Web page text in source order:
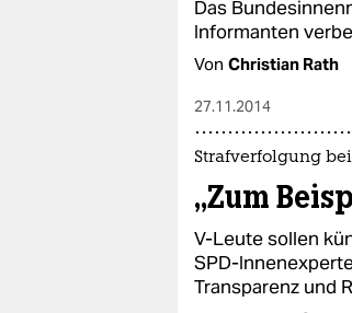
Das
Informanten
Von Christian Rath
27.11.2014
Strafverfolgung
„Zum
V-Leute sollen
SPD-
Transparenz und